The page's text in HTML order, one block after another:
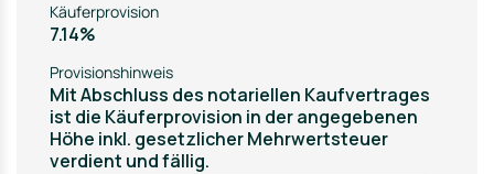
Käuferprovision
7.14%
Provisionshinweis
Mit Abschluss des notariellen Kaufvertrages
ist die Käuferprovision in der angegebenen
Höhe inkl. gesetzlicher Mehrwertsteuer
verdient und fällig.